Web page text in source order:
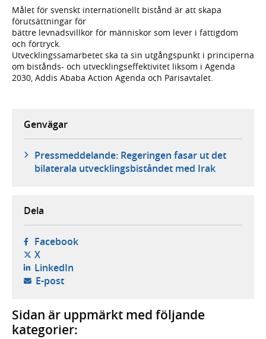
Målet för svenskt internationellt bistånd är att skapa
förutsättningar för
bättre levnadsvillkor för människor som lever i fattigdom
och förtryck.
Utvecklingssamarbetet ska ta sin utgångspunkt i principerna
om bistånds- och utvecklingseffektivitet liksom i Agenda
2030, Addis Ababa Action Agenda och Parisavtalet.
Genvägar
Pressmeddelande: Regeringen fasar ut det
bilaterala utvecklingsbiståndet med Irak
Dela
Facebook- öppnas i ny flik, extern webbplats,
X- öppnas i ny flik, extern webbplats,
LinkedIn- öppnas i ny flik, extern webbplats,
E-post- öppnar din e-postklient,
Sidan är uppmärkt med följande
kategorier: